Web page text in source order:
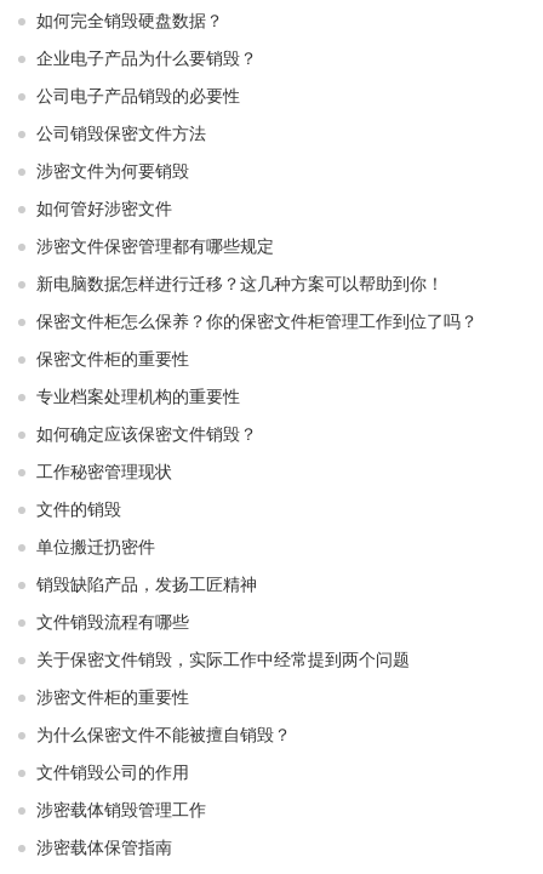
如何完全销毁硬盘数据？
企业电子产品为什么要销毁？
公司电子产品销毁的必要性
公司销毁保密文件方法
涉密文件为何要销毁
如何管好涉密文件
涉密文件保密管理都有哪些规定
新电脑数据怎样进行迁移？这几种方案可以帮助到你！
保密文件柜怎么保养？你的保密文件柜管理工作到位了吗？
保密文件柜的重要性
专业档案处理机构的重要性
如何确定应该保密文件销毁？
工作秘密管理现状
文件的销毁
单位搬迁扔密件
销毁缺陷产品，发扬工匠精神
文件销毁流程有哪些
关于保密文件销毁，实际工作中经常提到两个问题
涉密文件柜的重要性
为什么保密文件不能被擅自销毁？
文件销毁公司的作用
涉密载体销毁管理工作
涉密载体保管指南